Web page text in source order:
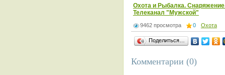
Охота и Рыбалка.
Телеканал "Мужской"
9462 просмотра 0 Охота
Поделиться…
Комментарии (0)